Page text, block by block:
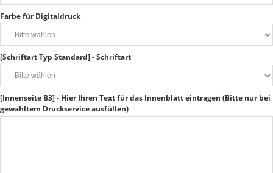
Farbe für Digitaldruck
[Schriftart Typ Standard] - Schriftart
[Innenseite B3] - Hier Ihren Text für das Innenblatt eintragen (Bitte nur bei
gewähltem Druckservice ausfüllen)